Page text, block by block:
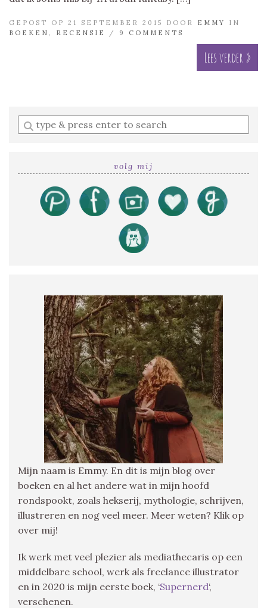
GEPOST OP 21 SEPTEMBER 2015 DOOR EMMY
IN
BOEKEN
RECENSIE / 9 COMMENTS
Lees verder »
Enter
a
volg mij
Mijn naam is Emmy. En dit is mijn blog over
boeken en al het andere wat in mijn hoofd
rondspookt, zoals hekserij, mythologie, schrijven,
illustreren en nog veel meer. Meer weten? Klik op
over mij!
Ik werk met veel plezier als mediathecaris op een
middelbare school, werk als freelance illustrator
en in 2020 is mijn eerste boek, ‘Supernerd‘,
verschenen.